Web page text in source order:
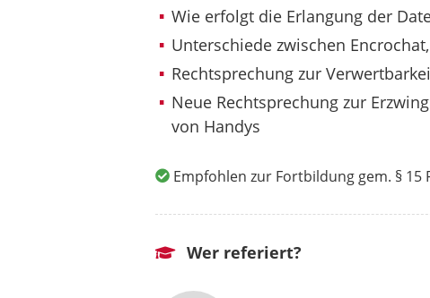
Wie erfolgt die Erlangung der
Unterschiede zwischen
Rechtsprechung zur
Neue Rechtsprechung zur
von Handys
Empfohlen zur Fortbildung gem. § 15
Wer referiert?